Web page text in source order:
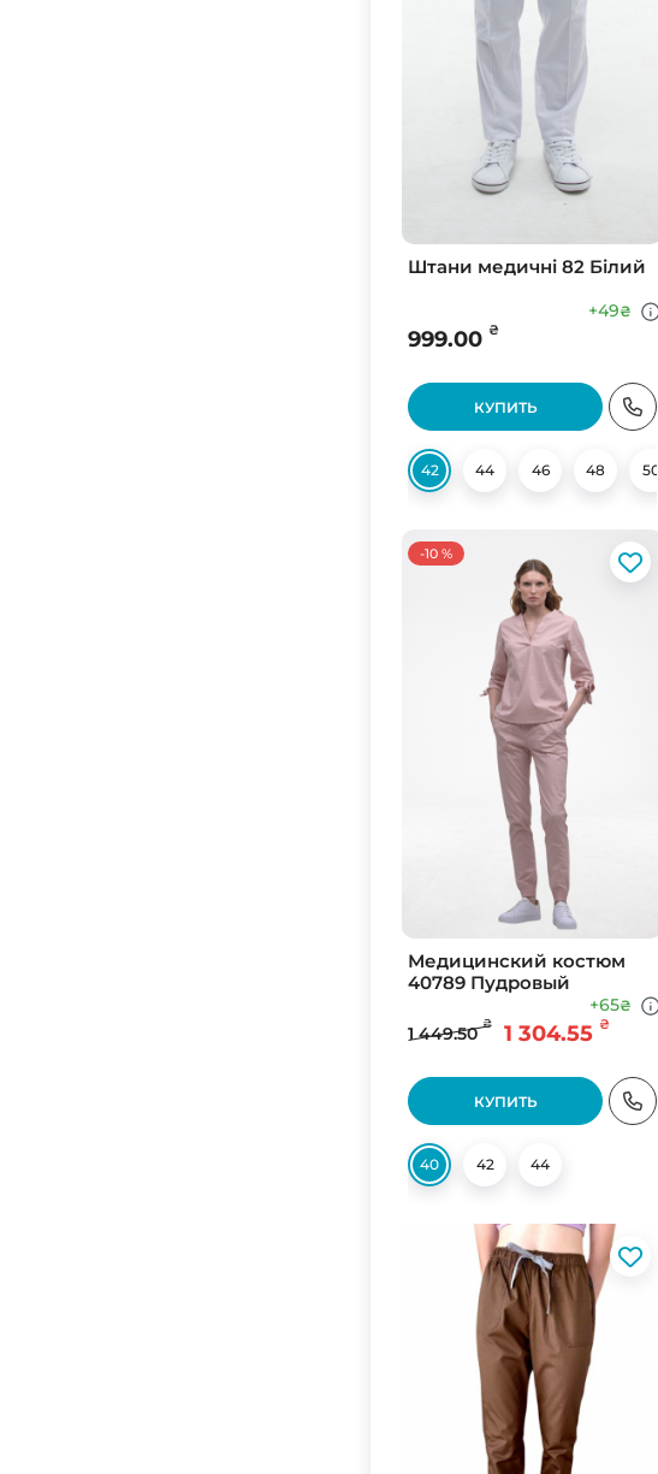
Штани медичні 82 Білий
999.00 ₴
+49₴
КУПИТЬ
42 44 46 48 50
-10 %
Медицинский костюм
40789 Пудровый
1 449.50 ₴ 1 304.55 ₴
+65₴
КУПИТЬ
40 42 44